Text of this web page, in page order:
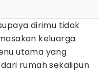
dirimu tidak
keluarga.
utama yang
rumah sekalipun